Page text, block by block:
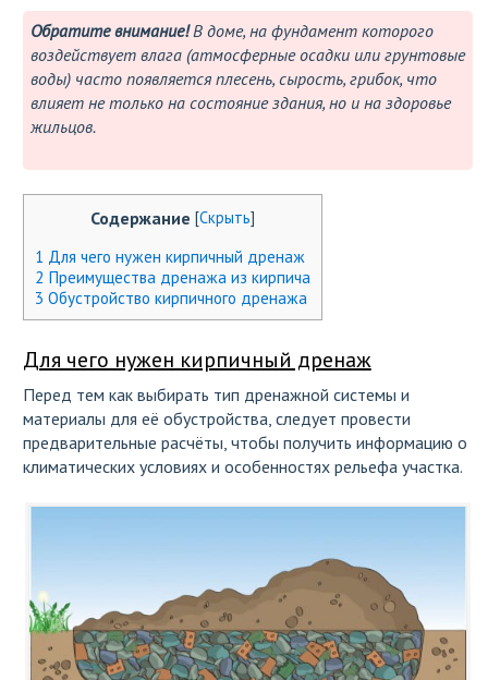
Обратите внимание!В доме, на фундамент которого
воздействует влага (атмосферные осадки или грунтовые
воды) часто появляется плесень, сырость, грибок, что
влияет не только на состояние здания, но и на здоровье
жильцов.
Содержание [Скрыть]
1 Для чего нужен кирпичный дренаж
2 Преимущества дренажа из кирпича
3 Обустройство кирпичного дренажа
Для чего нужен кирпичный дренаж
Перед тем как выбирать тип дренажной системы и
материалы для её обустройства, следует провести
предварительные расчёты, чтобы получить информацию о
климатических условиях и особенностях рельефа участка.